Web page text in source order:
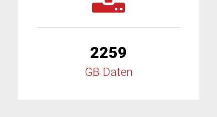
2259
GB Daten